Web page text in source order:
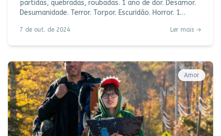
partidas, quebradas, roubadas. 1 ano de dor. Desamor.
Desumanidade. Terror. Torpor. Escuridão. Horror. 1
esperança, canto de paz, grito de NUNCA MAIS. Chora a
7 de out. de 2024 Ler mais →
Amor